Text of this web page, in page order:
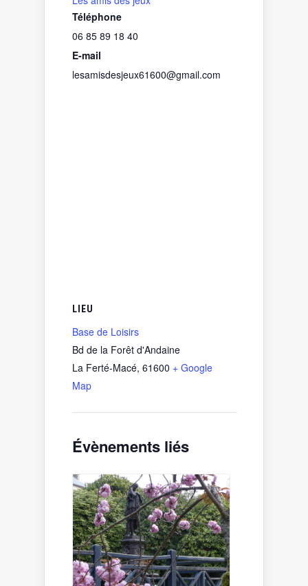
Téléphone
06 85 89 18 40
E-mail
lesamisdesjeux61600@gmail.com
LIEU
Base de Loisirs
Bd de la Forêt d'Andaine
La Ferté-Macé, 61600 + Google
Map
Évènements liés